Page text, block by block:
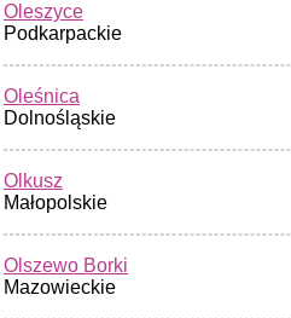
Oleszyce
Podkarpackie
Oleśnica
Dolnośląskie
Olkusz
Małopolskie
Olszewo Borki
Mazowieckie